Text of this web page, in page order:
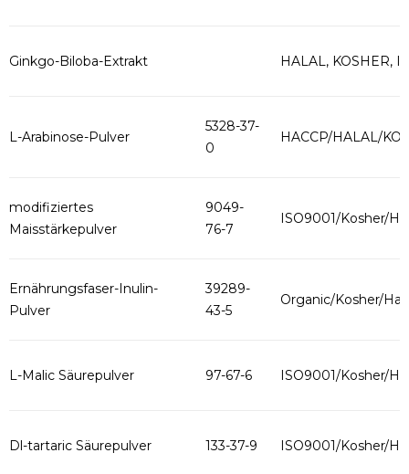
Ginkgo-Biloba-Extrakt HALAL, KOSHER,
L-Arabinose-Pulver
5328-37-
0
HACCP/HALAL/
modifiziertes
Maisstärkepulver
9049-
76-7
ISO9001/Kosher/
Ernährungsfaser-Inulin-
Pulver
39289-
43-5
Organic/Kosher/
L-Malic Säurepulver 97-67-6 ISO9001/Kosher/
Dl-tartaric Säurepulver 133-37-9 ISO9001/Kosher/